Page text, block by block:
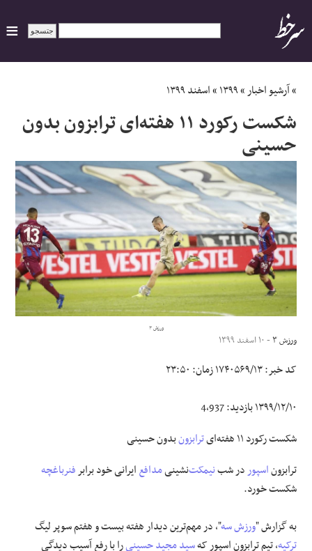
ایران
سیاسی
اقتصاد
ورزشی
جهان
اجتماعی
حوادث
علوم و فن آوری
فرهنگی و هنری
مقالات
»آرشیو اخبار»۱۳۹۹»اسفند ۱۳۹۹
شکست رکورد ۱۱ هفته‌ای ترابزون بدون
حسینی
ورزش ۳
ورزش ۳ - ۱۰ اسفند ۱۳۹۹
کد خبر:۱۷۴۰۵۶۹/۱۳زمان: ۲۳:۵۰
۱۳۹۹/۱۲/۱۰بازدید:4,937
شکست رکورد ۱۱ هفته‌ای
ترابزونبدون حسینی
ترابزوناسپوردر شبنیمکت‌نشینیمدافعایرانی خود برابرفنرباغچه
شکست خورد.
به گزارش "ورزش سه"، در مهم‌ترین دیدار هفته بیست و هفتم سوپر لیگ
ترکیه، تیم ترابزون اسپور کهسید مجید حسینیرا با رفع آسیب دیدگی